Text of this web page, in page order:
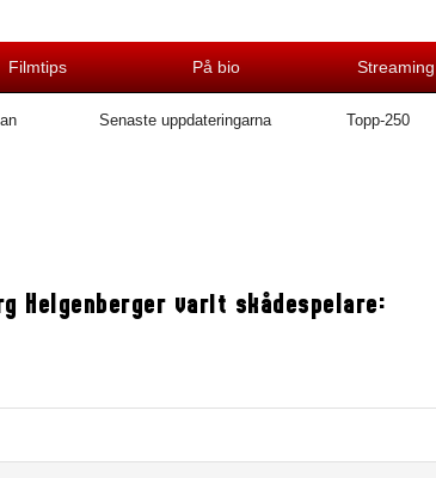
Filmtips På bio Streaming
Senaste uppdateringarna Topp-250
Helgenberger varit skådespelare: